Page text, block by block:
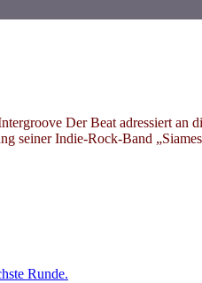
Der Beat adressiert an
seiner Indie-Rock-Band
Runde.